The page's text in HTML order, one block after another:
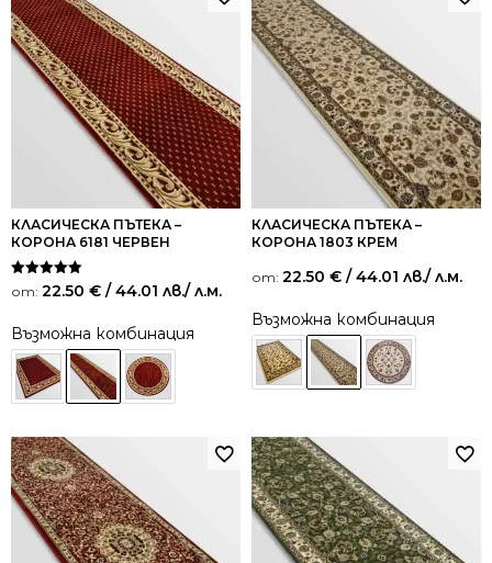
КЛАСИЧЕСКА ПЪТЕКА –
КОРОНА 6181 ЧЕРВЕН
Оценено на
5.00
от: 22.50 € / 44.01 лв./ л.м.
Възможна комбинация
КЛАСИЧЕСКА ПЪТЕКА –
КОРОНА 1803 КРЕМ
от: 22.50 € / 44.01 лв./ л.м.
Възможна комбинация